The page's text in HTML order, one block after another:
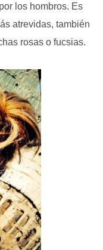
los hombros. Es
atrevidas,también
rosas o fucsias.